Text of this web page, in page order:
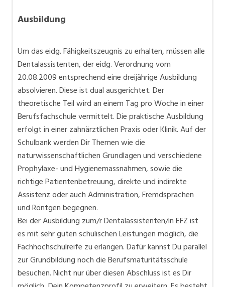
Ausbildung
Um das eidg. Fähigkeitszeugnis zu erhalten, müssen alle
Dentalassistenten, der eidg. Verordnung vom
20.08.2009 entsprechend eine dreijährige Ausbildung
absolvieren. Diese ist dual ausgerichtet. Der
theoretische Teil wird an einem Tag pro Woche in einer
Berufsfachschule vermittelt. Die praktische Ausbildung
erfolgt in einer zahnärztlichen Praxis oder Klinik. Auf der
Schulbank werden Dir Themen wie die
naturwissenschaftlichen Grundlagen und verschiedene
Prophylaxe- und Hygienemassnahmen, sowie die
richtige Patientenbetreuung, direkte und indirekte
Assistenz oder auch Administration, Fremdsprachen
und Röntgen begegnen.
Bei der Ausbildung zum/r Dentalassistenten/in EFZ ist
es mit sehr guten schulischen Leistungen möglich, die
Fachhochschulreife zu erlangen. Dafür kannst Du parallel
zur Grundbildung noch die Berufsmaturitätsschule
besuchen. Nicht nur über diesen Abschluss ist es Dir